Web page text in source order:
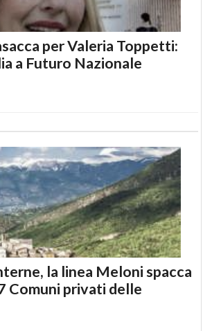
per Valeria Toppetti:
a Futuro Nazionale
la linea Meloni spacca
Comuni privati delle